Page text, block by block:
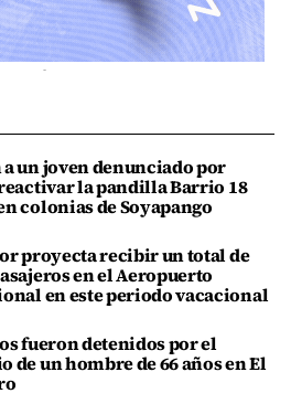
un joven denunciado por
la pandilla Barrio 18
colonias de Soyapango
proyecta recibir un total de
en el Aeropuerto
en este periodo vacacional
fueron detenidos por el
de un hombre de 66 años en El